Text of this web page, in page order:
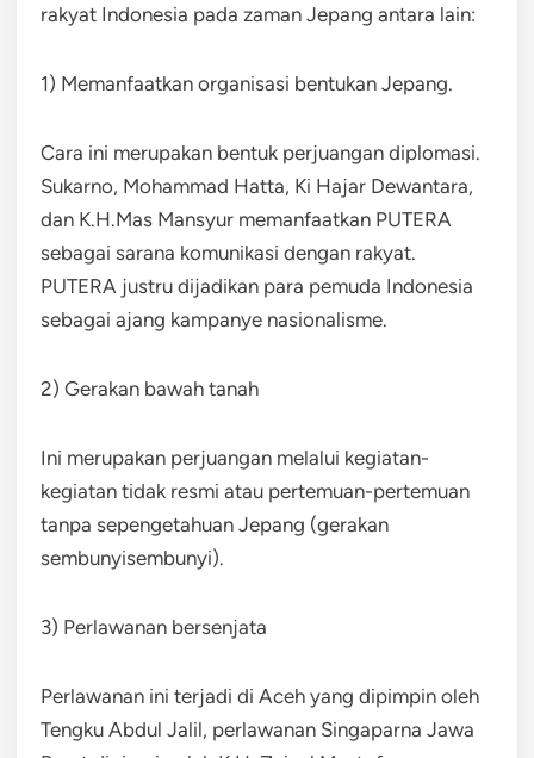
rakyat Indonesia pada zaman Jepang antara lain:
1) Memanfaatkan organisasi bentukan Jepang.
Cara ini merupakan bentuk perjuangan diplomasi.
Sukarno, Mohammad Hatta, Ki Hajar Dewantara,
dan K.H.Mas Mansyur memanfaatkan PUTERA
sebagai sarana komunikasi dengan rakyat.
PUTERA justru dijadikan para pemuda Indonesia
sebagai ajang kampanye nasionalisme.
2) Gerakan bawah tanah
Ini merupakan perjuangan melalui kegiatan-
kegiatan tidak resmi atau pertemuan-pertemuan
tanpa sepengetahuan Jepang (gerakan
sembunyisembunyi).
3) Perlawanan bersenjata
Perlawanan ini terjadi di Aceh yang dipimpin oleh
Tengku Abdul Jalil, perlawanan Singaparna Jawa